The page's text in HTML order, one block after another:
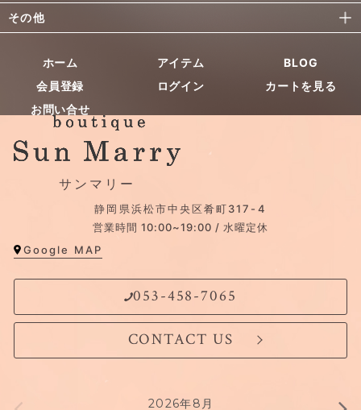
その他
ホーム アイテム
BLOG
会員登録
ログイン
カートを見る
お問い合せ
サンマリー
静岡県浜松市中央区肴町317-4
営業時間 10:00~19:00 / 水曜定休
Google MAP
053-458-7065
CONTACT US
2026年8月